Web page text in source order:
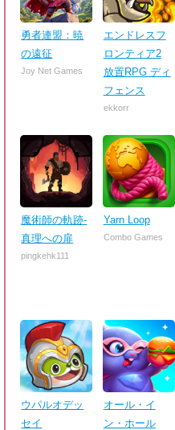
勇者連盟：暁
の遠征
Joy Net Games
エンドレスフ
ロンティア2
放置RPG ディ
フェンス
ekkorr
魔術師の軌跡-
真理への扉
pingkehk111
Yarn Loop
Combo Games
ウパルオデッ
セイ
オール・イ
ン・ホール